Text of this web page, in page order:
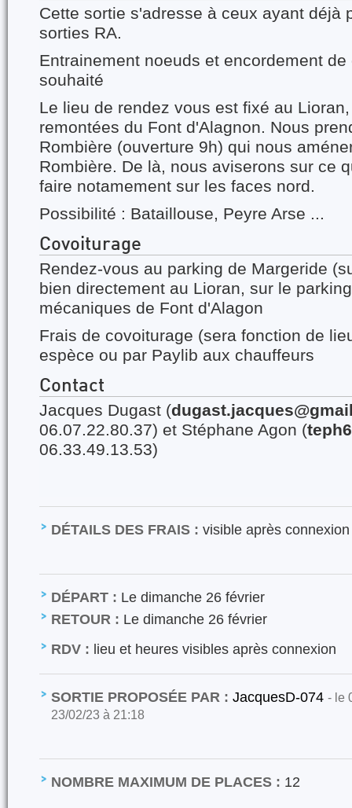
Cette sortie s'adresse à ceux ayant déjà
sorties RA.
Entrainement noeuds et encordement
souhaité
Le lieu de rendez vous est fixé au
remontées du Font d'Alagnon. Nous
Rombière (ouverture 9h) qui nous
Rombière. De là, nous aviserons sur ce
faire notamement sur les faces nord.
Possibilité : Bataillouse, Peyre Arse ...
Covoiturage
Rendez-vous au parking de Margeride
bien directement au Lioran, sur le
mécaniques de Font d'Alagon
Frais de covoiturage (sera fonction de
espèce ou par Paylib aux chauffeurs
Contact
Jacques Dugast (
06.07.22.80.37) et Stéphane Agon (
06.33.49.13.53)
DÉTAILS DES FRAIS : visible après connexion
DÉPART : Le dimanche 26 février
RETOUR : Le dimanche 26 février
RDV : lieu et heures visibles après connexion
SORTIE PROPOSÉE PAR : JacquesD-074 - le
23/02/23 à 21:18
NOMBRE MAXIMUM DE PLACES : 12